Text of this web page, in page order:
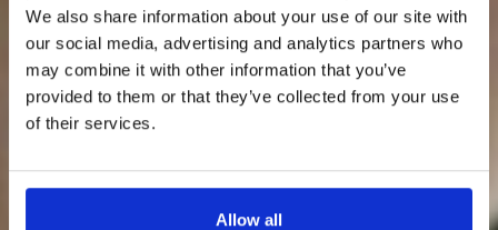
We also share information about your use of our site with
our social media, advertising and analytics partners who
may combine it with other information that you’ve
provided to them or that they’ve collected from your use
of their services.
Allow all